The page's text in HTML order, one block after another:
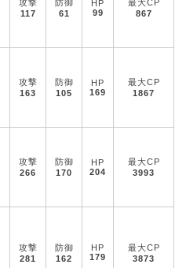
攻撃
117
防御
61
HP
99
最大CP
867
攻撃
163
防御
105
HP
169
最大CP
1867
攻撃
266
防御
170
HP
204
最大CP
3993
攻撃
281
防御
162
HP
179
最大CP
3873